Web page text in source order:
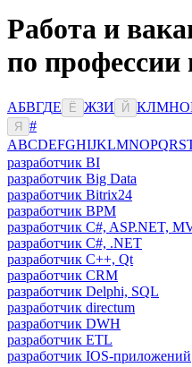
Работа и
по
АБВГДЕ Ё ЖЗИ Й КЛМНО
Я
#
ABCDEFGHIJKLMNOPQRS
разработчик BI
разработчик Big Data
разработчик Bitrix24
разработчик BPM
разработчик C#, ASP.NET,
разработчик C#, .NET
разработчик C++, Qt
разработчик CRM
разработчик Delphi, SQL
разработчик directum
разработчик DWH
разработчик ETL
разработчик IOS-приложений